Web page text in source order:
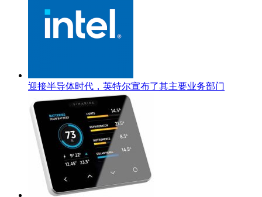
迎接半导体时代，英特尔宣布了其主要业务部门